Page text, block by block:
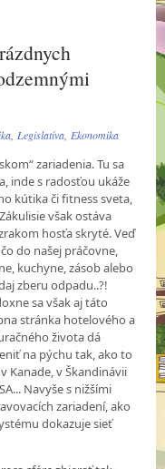
Legislatíva Ekonomika
zariadenia. Tu sa
inde s radosťou ukáže
kútika či fitness sveta,
však ostáva
hosťa skryté.Veď
do našej práčovne,
kuchyne, zásob alebo
zberu odpadu..?!
sa však aj táto
stránka hotelového a
života dá
na pýchu tak, ako to
Kanade, v Škandinávii
Navyše s nižšími
zariadení, ako
dokazuje sieť